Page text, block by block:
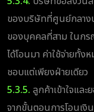
ของบริษัทที่ศูนย์กลาง
ของบุคคลที่สาม ในก
ได้โอนมา ค่าใช้จ่ายทั้
ชอบแต่เพียงฝ่ายเดียว
5.3.5. ลูกค้าเข้าใจแล
จากขั้นตอนการโอนเงิ